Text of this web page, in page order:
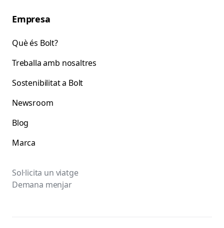
Empresa
Què és Bolt?
Treballa amb nosaltres
Sostenibilitat a Bolt
Newsroom
Blog
Marca
Sol·licita un viatge
Demana menjar